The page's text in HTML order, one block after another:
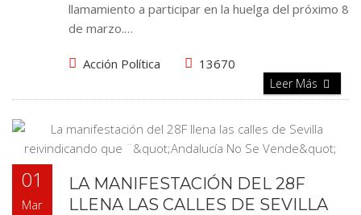
llamamiento a participar en la huelga del próximo 8
de marzo.…
Acción Política 13670
Leer Más
01
Mar
LA MANIFESTACIÓN DEL 28F
LLENA LAS CALLES DE SEVILLA